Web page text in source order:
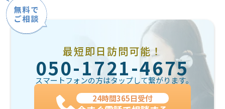
最短即日訪問可能！
050-1721-4675
スマートフォンの方はタップして繋がります。
24時間365日受付